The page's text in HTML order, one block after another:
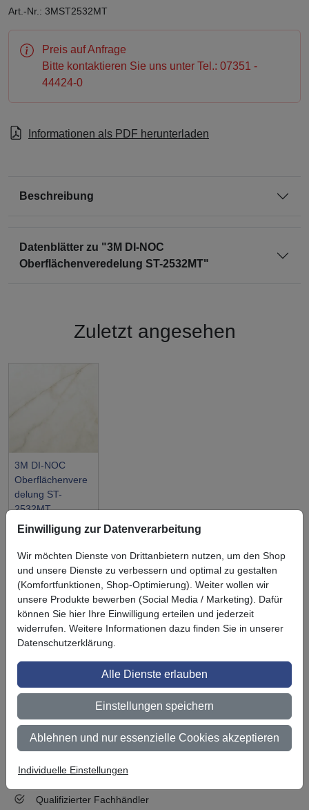
Art.-Nr.: 3MST2532MT
Preis auf Anfrage
Bitte kontaktieren Sie uns unter Tel.: 07351 -
44424-0
Informationen als PDF herunterladen
Beschreibung
Datenblätter zu "3M DI-NOC
Oberflächenveredelung ST-2532MT"
Zuletzt angesehen
3M DI-NOC
Oberflächenvere
delung ST-
2532MT
Ihre Vorteile bei uns
3M BestPartner Commercial Solutions
Persönliche Beratung und Betreuung
Keine Mindestbestellmenge
Ab 300 € Nettowarenwert versandkostenfrei (innerhalb
Zertifiziert nach ISO 9001
Qualifizierter Fachhändler
Einwilligung zur Datenverarbeitung
Wir möchten Dienste von Drittanbietern nutzen, um den Shop
und unsere Dienste zu verbessern und optimal zu gestalten
(Komfortfunktionen, Shop-Optimierung). Weiter wollen wir
unsere Produkte bewerben (Social Media / Marketing). Dafür
können Sie hier Ihre Einwilligung erteilen und jederzeit
widerrufen. Weitere Informationen dazu finden Sie in unserer
Datenschutzerklärung.
Alle Dienste erlauben
Einstellungen speichern
Ablehnen und nur essenzielle Cookies akzeptieren
Individuelle Einstellungen